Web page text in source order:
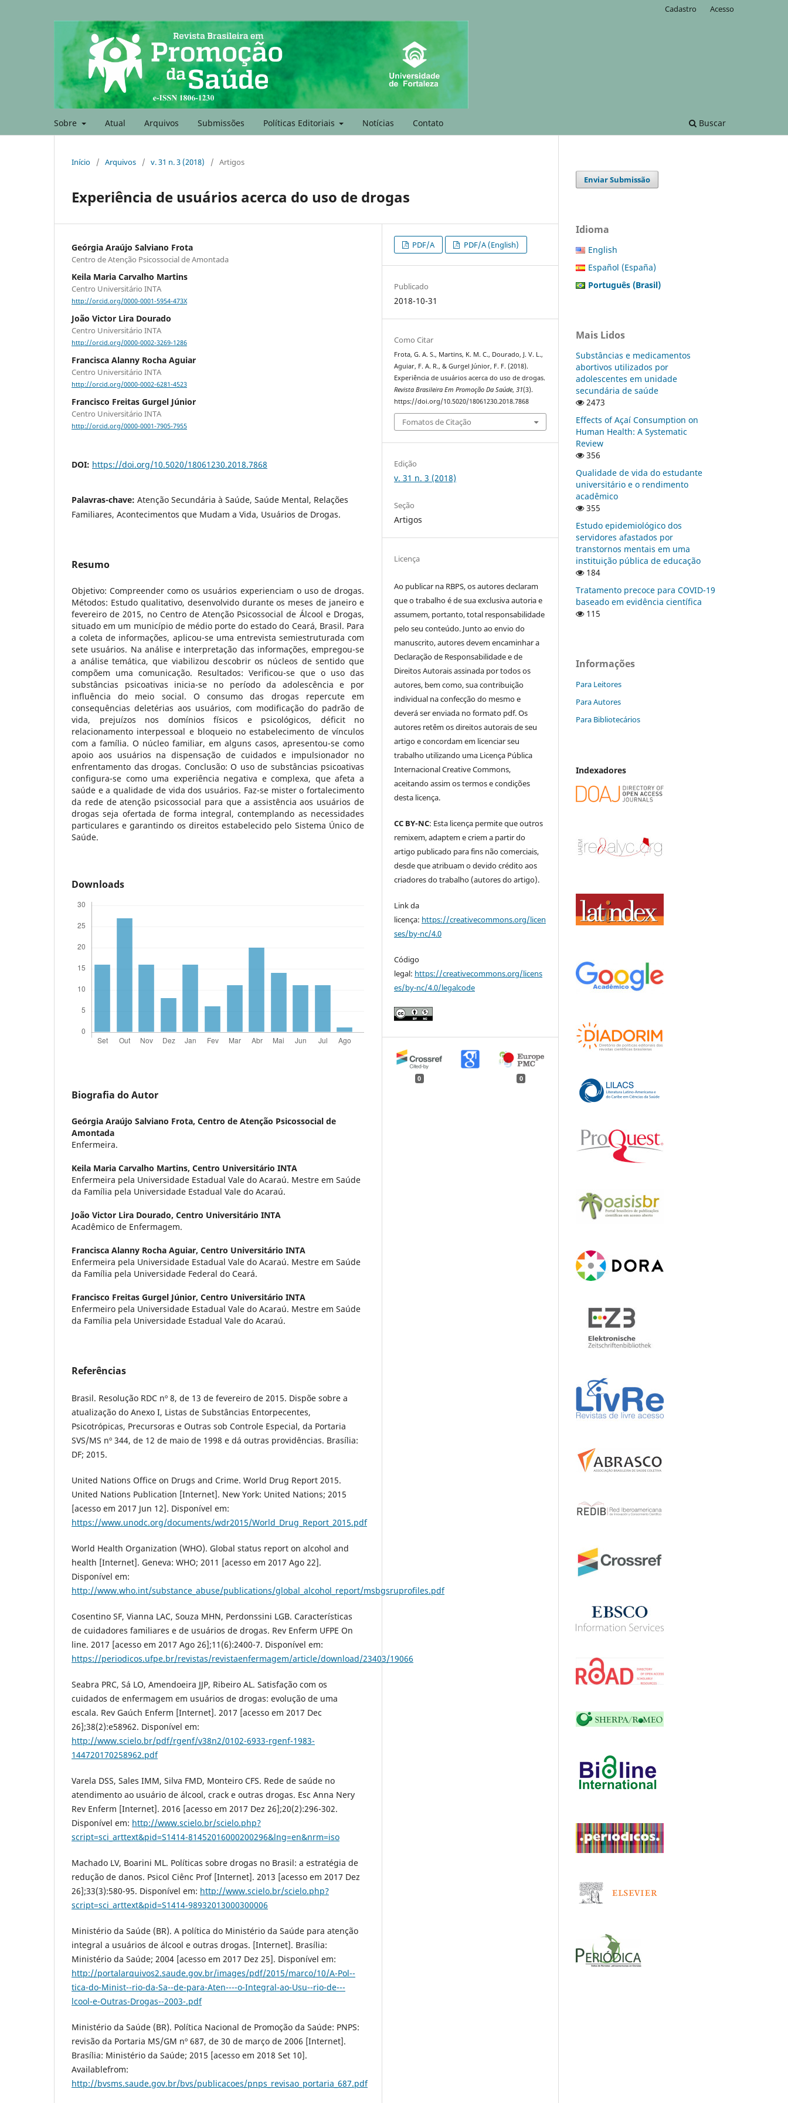
Sobre Atual Arquivos Submissões Políticas Editoriais Notícias Contato Buscar
Cadastro Acesso
Início / Arquivos / v. 31 n. 3 (2018) / Artigos
Experiência de usuários acerca do uso de drogas
Geórgia Araújo Salviano Frota
Centro de Atenção Psicossocial de Amontada
Keila Maria Carvalho Martins
Centro Universitário INTA
http://orcid.org/0000-0001-5954-473X
João Victor Lira Dourado
Centro Universitário INTA
http://orcid.org/0000-0002-3269-1286
Francisca Alanny Rocha Aguiar
Centro Universitário INTA
http://orcid.org/0000-0002-6281-4523
Francisco Freitas Gurgel Júnior
Centro Universitário INTA
http://orcid.org/0000-0001-7905-7955
DOI: https://doi.org/10.5020/18061230.2018.7868
Palavras-chave: Atenção Secundária à Saúde, Saúde Mental, Relações
Familiares, Acontecimentos que Mudam a Vida, Usuários de Drogas.
Resumo
Objetivo: Compreender como os usuários experienciam o uso de drogas.
Métodos: Estudo qualitativo, desenvolvido durante os meses de janeiro e
fevereiro de 2015, no Centro de Atenção Psicossocial de Álcool e Drogas,
situado em um município de médio porte do estado do Ceará, Brasil. Para
a coleta de informações, aplicou-se uma entrevista semiestruturada com
sete usuários. Na análise e interpretação das informações, empregou-se
a análise temática, que viabilizou descobrir os núcleos de sentido que
compõem uma comunicação. Resultados: Verificou-se que o uso das
substâncias psicoativas inicia-se no período da adolescência e por
influência do meio social. O consumo das drogas repercute em
consequências deletérias aos usuários, com modificação do padrão de
vida, prejuízos nos domínios físicos e psicológicos, déficit no
relacionamento interpessoal e bloqueio no estabelecimento de vínculos
com a família. O núcleo familiar, em alguns casos, apresentou-se como
apoio aos usuários na dispensação de cuidados e impulsionador no
enfrentamento das drogas. Conclusão: O uso de substâncias psicoativas
configura-se como uma experiência negativa e complexa, que afeta a
saúde e a qualidade de vida dos usuários. Faz-se mister o fortalecimento
da rede de atenção psicossocial para que a assistência aos usuários de
drogas seja ofertada de forma integral, contemplando as necessidades
particulares e garantindo os direitos estabelecido pelo Sistema Único de
Saúde.
Downloads
Biografia do Autor
Geórgia Araújo Salviano Frota, Centro de Atenção Psicossocial de
Amontada
Enfermeira.
Keila Maria Carvalho Martins, Centro Universitário INTA
Enfermeira pela Universidade Estadual Vale do Acaraú. Mestre em Saúde
da Família pela Universidade Estadual Vale do Acaraú.
João Victor Lira Dourado, Centro Universitário INTA
Acadêmico de Enfermagem.
Francisca Alanny Rocha Aguiar, Centro Universitário INTA
Enfermeira pela Universidade Estadual Vale do Acaraú. Mestre em Saúde
da Família pela Universidade Federal do Ceará.
Francisco Freitas Gurgel Júnior, Centro Universitário INTA
Enfermeiro pela Universidade Estadual Vale do Acaraú. Mestre em Saúde
da Família pela Universidade Estadual Vale do Acaraú.
Referências
Brasil. Resolução RDC nº 8, de 13 de fevereiro de 2015. Dispõe sobre a
atualização do Anexo I, Listas de Substâncias Entorpecentes,
Psicotrópicas, Precursoras e Outras sob Controle Especial, da Portaria
SVS/MS nº 344, de 12 de maio de 1998 e dá outras providências. Brasília:
DF; 2015.
United Nations Office on Drugs and Crime. World Drug Report 2015.
United Nations Publication [Internet]. New York: United Nations; 2015
[acesso em 2017 Jun 12]. Disponível em:
https://www.unodc.org/documents/wdr2015/World_Drug_Report_2015.pdf
World Health Organization (WHO). Global status report on alcohol and
health [Internet]. Geneva: WHO; 2011 [acesso em 2017 Ago 22].
Disponível em:
http://www.who.int/substance_abuse/publications/global_alcohol_report/msbgsruprofiles.pdf
Cosentino SF, Vianna LAC, Souza MHN, Perdonssini LGB. Características
de cuidadores familiares e de usuários de drogas. Rev Enferm UFPE On
line. 2017 [acesso em 2017 Ago 26];11(6):2400-7. Disponível em:
https://periodicos.ufpe.br/revistas/revistaenfermagem/article/download/23403/19066
Seabra PRC, Sá LO, Amendoeira JJP, Ribeiro AL. Satisfação com os
cuidados de enfermagem em usuários de drogas: evolução de uma
escala. Rev Gaúch Enferm [Internet]. 2017 [acesso em 2017 Dec
26];38(2):e58962. Disponível em:
http://www.scielo.br/pdf/rgenf/v38n2/0102-6933-rgenf-1983-
144720170258962.pdf
Varela DSS, Sales IMM, Silva FMD, Monteiro CFS. Rede de saúde no
atendimento ao usuário de álcool, crack e outras drogas. Esc Anna Nery
Rev Enferm [Internet]. 2016 [acesso em 2017 Dez 26];20(2):296-302.
Disponível em: http://www.scielo.br/scielo.php?
script=sci_arttext&pid=S1414-81452016000200296&lng=en&nrm=iso
Machado LV, Boarini ML. Políticas sobre drogas no Brasil: a estratégia de
redução de danos. Psicol Ciênc Prof [Internet]. 2013 [acesso em 2017 Dez
26];33(3):580-95. Disponível em: http://www.scielo.br/scielo.php?
script=sci_arttext&pid=S1414-98932013000300006
Ministério da Saúde (BR). A política do Ministério da Saúde para atenção
integral a usuários de álcool e outras drogas. [Internet]. Brasília:
Ministério da Saúde; 2004 [acesso em 2017 Dez 25]. Disponível em:
http://portalarquivos2.saude.gov.br/images/pdf/2015/marco/10/A-Pol--
tica-do-Minist--rio-da-Sa--de-para-Aten----o-Integral-ao-Usu--rio-de---
lcool-e-Outras-Drogas--2003-.pdf
Ministério da Saúde (BR). Política Nacional de Promoção da Saúde: PNPS:
revisão da Portaria MS/GM nº 687, de 30 de março de 2006 [Internet].
Brasília: Ministério da Saúde; 2015 [acesso em 2018 Set 10].
Availablefrom:
http://bvsms.saude.gov.br/bvs/publicacoes/pnps_revisao_portaria_687.pdf
PDF/A PDF/A (English)
Publicado
2018-10-31
Como Citar
Frota, G. A. S., Martins, K. M. C., Dourado, J. V. L.,
Aguiar, F. A. R., & Gurgel Júnior, F. F. (2018).
Experiência de usuários acerca do uso de drogas.
Revista Brasileira Em Promoção Da Saúde,31(3).
https://doi.org/10.5020/18061230.2018.7868
Fomatos de Citação
Edição
v. 31 n. 3 (2018)
Seção
Artigos
Licença
Ao publicar na RBPS, os autores declaram
que o trabalho é de sua exclusiva autoria e
assumem, portanto, total responsabilidade
pelo seu conteúdo. Junto ao envio do
manuscrito, autores devem encaminhar a
Declaração de Responsabilidade e de
Direitos Autorais assinada por todos os
autores, bem como, sua contribuição
individual na confecção do mesmo e
deverá ser enviada no formato pdf. Os
autores retêm os direitos autorais de seu
artigo e concordam em licenciar seu
trabalho utilizando uma Licença Pública
Internacional Creative Commons,
aceitando assim os termos e condições
desta licença.
CC BY-NC: Esta licença permite que outros
remixem, adaptem e criem a partir do
artigo publicado para fins não comerciais,
desde que atribuam o devido crédito aos
criadores do trabalho (autores do artigo).
Link da
licença: https://creativecommons.org/licen
ses/by-nc/4.0
Código
legal: https://creativecommons.org/licens
es/by-nc/4.0/legalcode
0 0
Enviar Submissão
Idioma
English
Español (España)
Português (Brasil)
Mais Lidos
Substâncias e medicamentos
abortivos utilizados por
adolescentes em unidade
secundária de saúde
2473
Effects of Açaí Consumption on
Human Health: A Systematic
Review
356
Qualidade de vida do estudante
universitário e o rendimento
acadêmico
355
Estudo epidemiológico dos
servidores afastados por
transtornos mentais em uma
instituição pública de educação
184
Tratamento precoce para COVID-19
baseado em evidência científica
115
Informações
Para Leitores
Para Autores
Para Bibliotecários
Indexadores